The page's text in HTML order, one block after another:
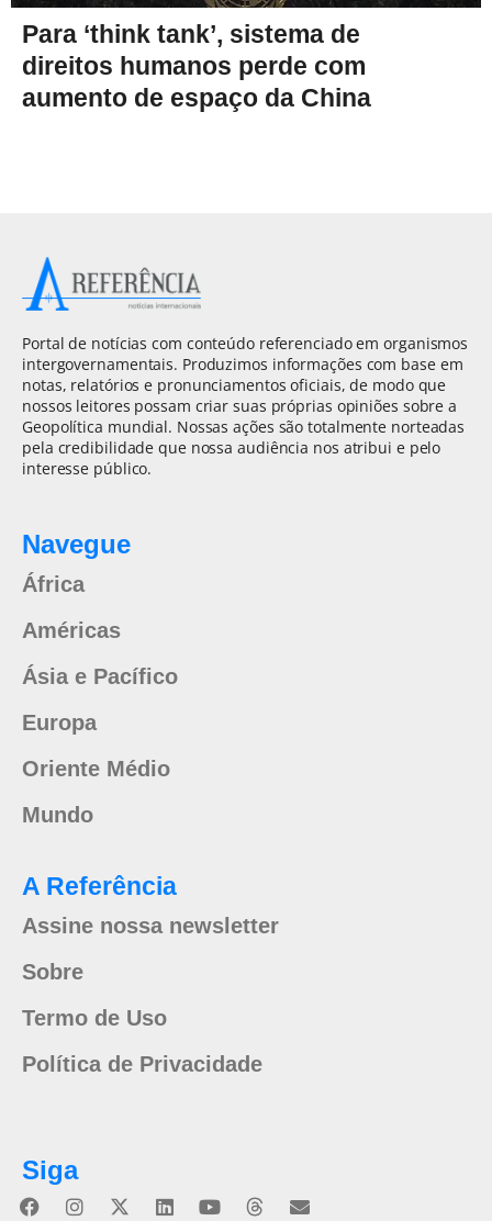
Para ‘think tank’, sistema de
direitos humanos perde com
aumento de espaço da China
Portal de notícias com conteúdo referenciado em organismos
intergovernamentais. Produzimos informações com base em
notas, relatórios e pronunciamentos oficiais, de modo que
nossos leitores possam criar suas próprias opiniões sobre a
Geopolítica mundial. Nossas ações são totalmente norteadas
pela credibilidade que nossa audiência nos atribui e pelo
interesse público.
Navegue
África
Américas
Ásia e Pacífico
Europa
Oriente Médio
Mundo
A Referência
Assine nossa newsletter
Sobre
Termo de Uso
Política de Privacidade
Siga